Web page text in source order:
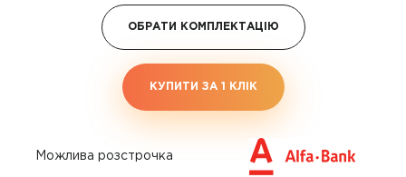
ОБРАТИ КОМПЛЕКТАЦІЮ
КУПИТИ ЗА 1 КЛIК
Можлива розстрочка